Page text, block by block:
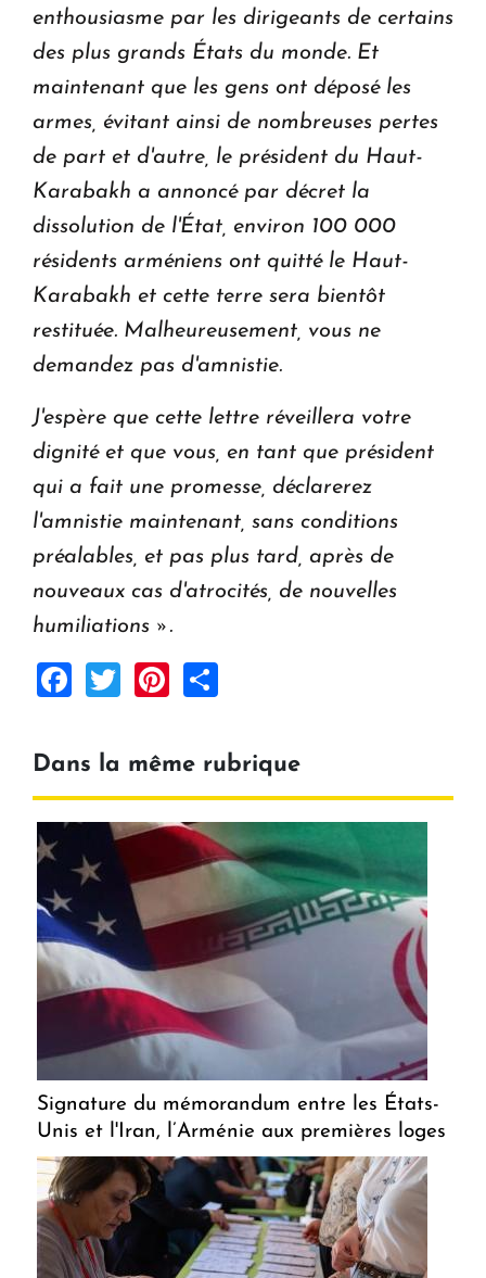
enthousiasme par les dirigeants de certains
des plus grands États du monde. Et
maintenant que les gens ont déposé les
armes, évitant ainsi de nombreuses pertes
de part et d'autre, le président du Haut-
Karabakh a annoncé par décret la
dissolution de l'État, environ 100 000
résidents arméniens ont quitté le Haut-
Karabakh et cette terre sera bientôt
restituée. Malheureusement, vous ne
demandez pas d'amnistie.
J'espère que cette lettre réveillera votre
dignité et que vous, en tant que président
qui a fait une promesse, déclarerez
l'amnistie maintenant, sans conditions
préalables, et pas plus tard, après de
nouveaux cas d'atrocités, de nouvelles
humiliations ».
Facebook
TwitterPinterest
Dans la même rubrique
Signature du mémorandum entre les États-
Unis et l'Iran, l’Arménie aux premières loges